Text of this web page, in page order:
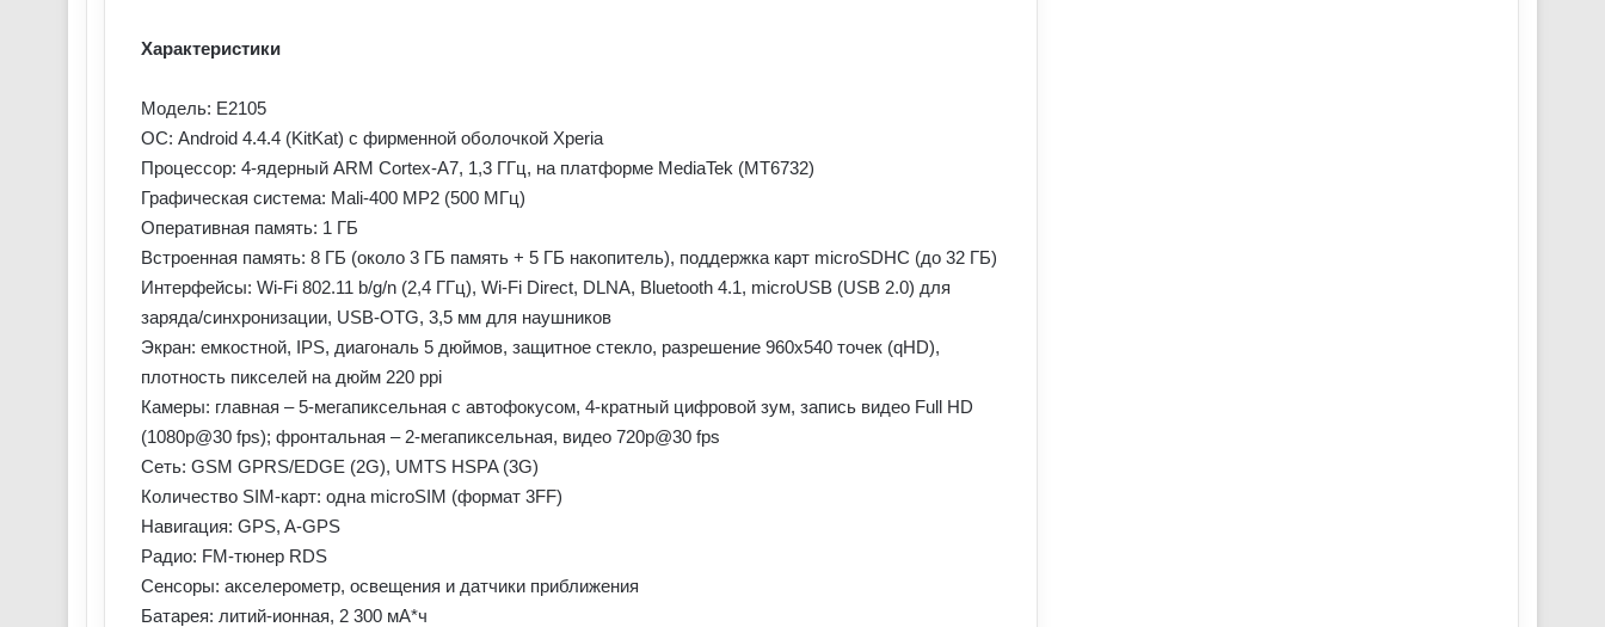
Характеристики
Модель: E2105
ОС: Android 4.4.4 (KitKat) с фирменной оболочкой Xperia
Процессор: 4-ядерный ARM Cortex-A7, 1,3 ГГц, на платформе MediaTek (MT6732)
Графическая система: Mali-400 MP2 (500 МГц)
Оперативная память: 1 ГБ
Встроенная память: 8 ГБ (около 3 ГБ память + 5 ГБ накопитель), поддержка карт microSDHC (до 32 ГБ)
Интерфейсы: Wi-Fi 802.11 b/g/n (2,4 ГГц), Wi-Fi Direct, DLNA, Bluetooth 4.1, microUSB (USB 2.0) для
заряда/синхронизации, USB-OTG, 3,5 мм для наушников
Экран: емкостной, IPS, диагональ 5 дюймов, защитное стекло, разрешение 960х540 точек (qHD),
плотность пикселей на дюйм 220 ppi
Камеры: главная – 5-мегапиксельная с автофокусом, 4-кратный цифровой зум, запись видео Full HD
(1080p@30 fps); фронтальная – 2-мегапиксельная, видео 720р@30 fps
Сеть: GSM GPRS/EDGE (2G), UMTS HSPA (3G)
Количество SIM-карт: одна microSIM (формат 3FF)
Навигация: GPS, A-GPS
Радио: FM-тюнер RDS
Сенсоры: акселерометр, освещения и датчики приближения
Батарея: литий-ионная, 2 300 мА*ч